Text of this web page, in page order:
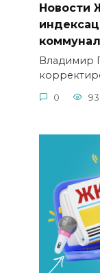
Новости
Владимир
0